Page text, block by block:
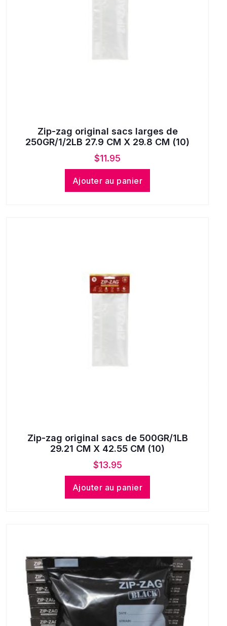
Zip-zag original sacs larges de
250GR/1/2LB 27.9 CM X 29.8 CM (10)
$11.95
Ajouter au panier
Zip-zag original sacs de 500GR/1LB
29.21 CM X 42.55 CM (10)
$13.95
Ajouter au panier